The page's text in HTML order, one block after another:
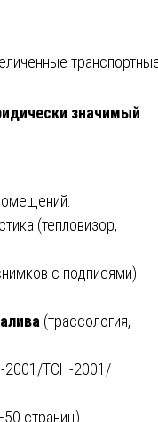
значимый
(тепловизор,
с подписями).
(трассология,
2001/ТСН-2001/
страниц).